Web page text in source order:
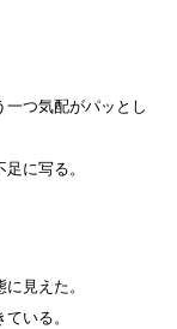
つ気配がパッとし
に写る。
見えた。
いる。